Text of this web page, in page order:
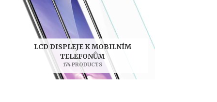
LCD DISPLEJE K MOBILNÍM
TELEFONŮM
174 PRODUCTS